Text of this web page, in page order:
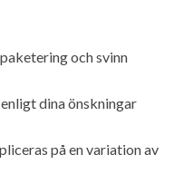
och svinn
dina önskningar
på en variation av